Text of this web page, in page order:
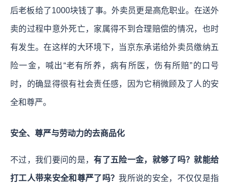
后老板给了1000块钱了事。外卖员更是高危职业。在送外
卖的过程中意外死亡，家属得不到合理赔偿的情况，也时
有发生。在这样的大环境下，当京东承诺给外卖员缴纳五
险一金，喊出“老有所养，病有所医，伤有所赔”的口号
时，的确显得很有社会责任感，因为它稍微顾及了人的安
全和尊严。
安全、尊严与劳动力的去商品化
不过，我们要问的是，有了五险一金，就够了吗？就能给
打工人带来安全和尊严了吗？我所说的安全，不仅仅是指